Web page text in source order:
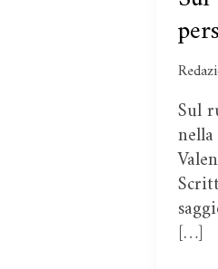
Sul
[…]
ruolo
della